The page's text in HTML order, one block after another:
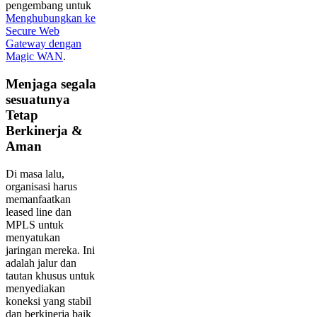
pengembang untuk
Menghubungkan ke
Secure Web
Gateway dengan
Magic WAN.
Menjaga segala
sesuatunya
Tetap
Berkinerja &
Aman
Di masa lalu,
organisasi harus
memanfaatkan
leased line dan
MPLS untuk
menyatukan
jaringan mereka. Ini
adalah jalur dan
tautan khusus untuk
menyediakan
koneksi yang stabil
dan berkinerja baik